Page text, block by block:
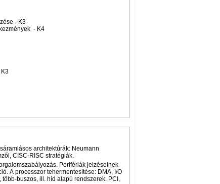
- K3
- K4
architektúrák: Neumann
CISC-RISC stratégiák.
Perifériák jelzéseinek
A processzor tehermentesítése: DMA, I/O
buszos, ill. híd alapú rendszerek. PCI,